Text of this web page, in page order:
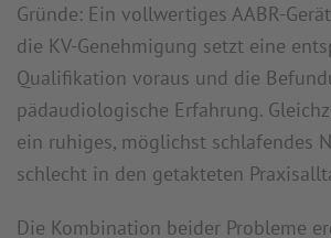
Gründe: Ein vollwertiges AABR-
die KV-Genehmigung setzt eine
Qualifikation voraus und die
pädaudiologische Erfahrung.
ein ruhiges, möglichst schlafendes
schlecht in den getakteten
Die Kombination beider Probleme